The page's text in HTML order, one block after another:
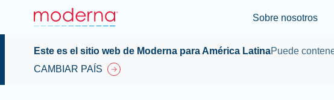
Sobre nosotros
Este es el sitio web de Moderna para América LatinaPuede
CAMBIAR PAÍS